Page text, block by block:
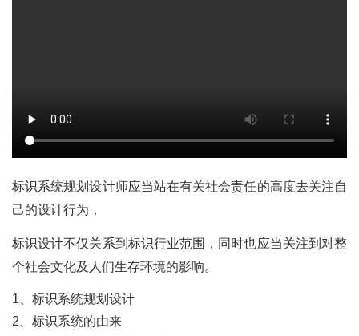
标识系统规划设计师应当站在有关社会责任的高度去关注自
己的设计行为，
标识设计不仅关系到标识行业范围，同时也应当关注到对整
个社会文化及人们生存环境的影响。
1、标识系统规划设计
2、标识系统的由来